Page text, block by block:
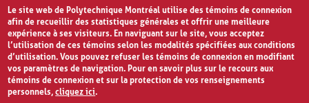
Le site web de Polytechnique Montréal utilise des témoins de connexion
afin de recueillir des statistiques générales et offrir une meilleure
expérience à ses visiteurs. En naviguant sur le site, vous acceptez
l’utilisation de ces témoins selon les modalités spécifiées aux conditions
d’utilisation. Vous pouvez refuser les témoins de connexion en modifiant
vos paramètres de navigation. Pour en savoir plus sur le recours aux
témoins de connexion et sur la protection de vos renseignements
personnels,cliquez ici.